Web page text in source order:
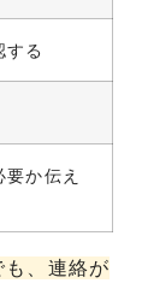
る
か伝え
、連絡が